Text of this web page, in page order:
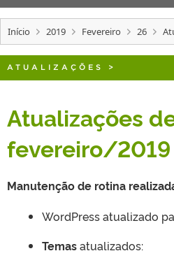
CONCURSOS
EDITAIS
INTERNACIONAL
OUVIDORIA
TELEFONES
Início 2019 Fevereiro 26
ATUALIZAÇÕES >
Atualizações
fevereiro/2019
Manutenção de rotina
WordPress atualizado
Temasatualizados: